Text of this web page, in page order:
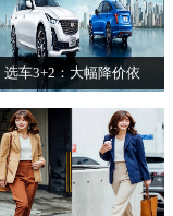
选车3+2：大幅降价依